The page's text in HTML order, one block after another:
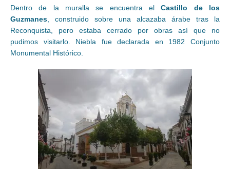
Dentro de la muralla se encuentra elCastillo de los
Guzmanes, construido sobre una alcazaba árabe tras la
Reconquista, pero estaba cerrado por obras así que no
pudimos visitarlo. Niebla fue declarada en 1982 Conjunto
Monumental Histórico.